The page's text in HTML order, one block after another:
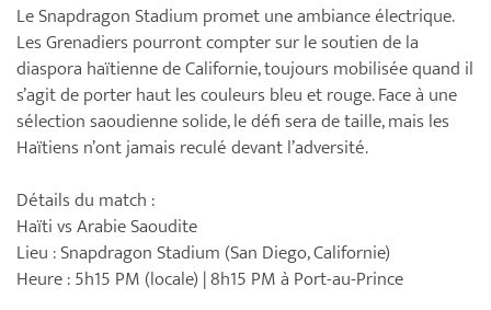
Le Snapdragon Stadium promet une ambiance électrique.
Les Grenadiers pourront compter sur le soutien de la
diaspora haïtienne de Californie, toujours mobilisée quand il
s’agit de porter haut les couleurs bleu et rouge. Face à une
sélection saoudienne solide, le défi sera de taille, mais les
Haïtiens n’ont jamais reculé devant l’adversité.
Détails du match :
Haïti vs Arabie Saoudite
Lieu : Snapdragon Stadium (San Diego, Californie)
Heure : 5h15 PM (locale) | 8h15 PM à Port-au-Prince